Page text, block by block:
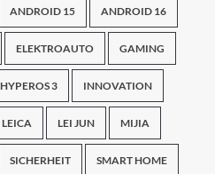
ANDROID 15 ANDROID 16
ELEKTROAUTO GAMING
HYPEROS 3 INNOVATION
LEICA LEI JUN MIJIA
SICHERHEIT SMART HOME